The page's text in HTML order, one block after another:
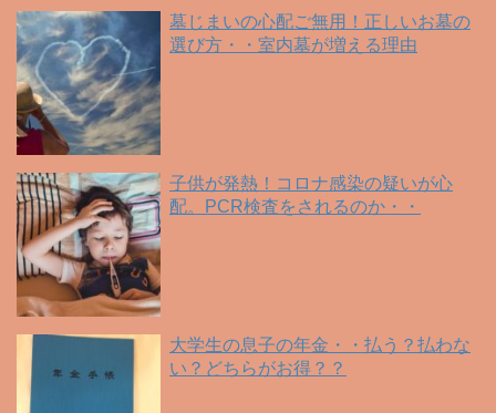
墓じまいの心配ご無用！正しいお墓の
選び方・・室内墓が増える理由
子供が発熱！コロナ感染の疑いが心
配。PCR検査をされるのか・・
大学生の息子の年金・・払う？払わな
い？どちらがお得？？